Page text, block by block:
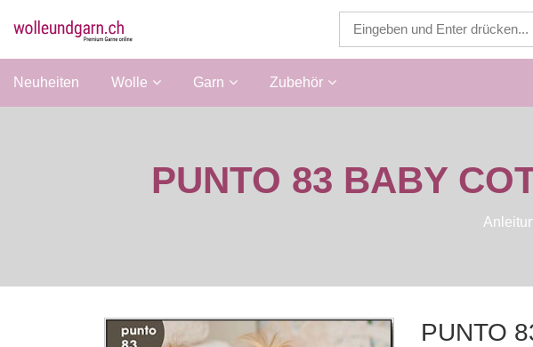
Neuheiten Wolle Garn Zubehör
PUNTO 83 BABY
PUNTO